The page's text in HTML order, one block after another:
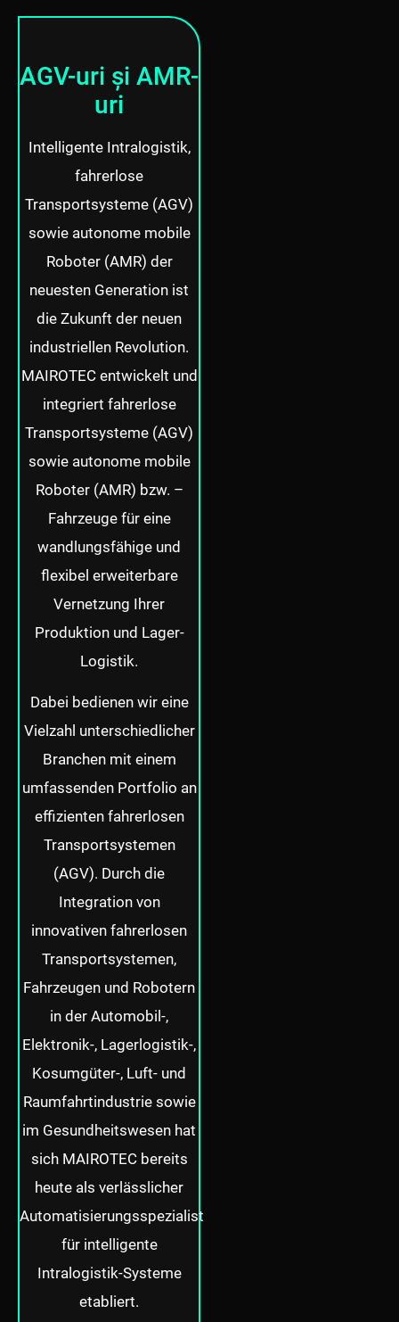
AGV-uri și AMR-
uri
Intelligente Intralogistik,
fahrerlose
Transportsysteme (AGV)
sowie autonome mobile
Roboter (AMR) der
neuesten Generation ist
die Zukunft der neuen
industriellen Revolution.
MAIROTEC entwickelt und
integriert fahrerlose
Transportsysteme (AGV)
sowie autonome mobile
Roboter (AMR) bzw. –
Fahrzeuge für eine
wandlungsfähige und
flexibel erweiterbare
Vernetzung Ihrer
Produktion und Lager-
Logistik.
Dabei bedienen wir eine
Vielzahl unterschiedlicher
Branchen mit einem
umfassenden Portfolio an
effizienten fahrerlosen
Transportsystemen
(AGV). Durch die
Integration von
innovativen fahrerlosen
Transportsystemen,
Fahrzeugen und Robotern
in der Automobil-,
Elektronik-, Lagerlogistik-,
Kosumgüter-, Luft- und
Raumfahrtindustrie sowie
im Gesundheitswesen hat
sich MAIROTEC bereits
heute als verlässlicher
Automatisierungsspezialist
für intelligente
Intralogistik-Systeme
etabliert.